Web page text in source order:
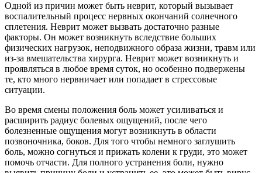
Одной из причин может быть неврит, который вызывает
воспалительный процесс нервных окончаний солнечного
сплетения. Неврит может вызвать достаточно разные
факторы. Он может возникнуть вследствие больших
физических нагрузок, неподвижного образа жизни, травм или
из-за вмешательства хирурга. Неврит может возникнуть и
проявляться в любое время суток, но особенно подвержены
те, кто много нервничает или попадает в стрессовые
ситуации.
Во время смены положения боль может усиливаться и
расширить радиус болевых ощущений, после чего
болезненные ощущения могут возникнуть в области
позвоночника, боков. Для того чтобы немного заглушить
боль, можно согнуться и прижать колени к груди, это может
помочь отчасти. Для полного устранения боли, нужно